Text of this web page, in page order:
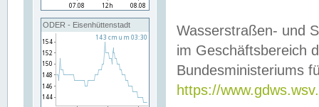
ODER - Eisenhüttenstadt
Wasserstraßen- und
im Geschäftsbereich
Bundesministeriums
https://